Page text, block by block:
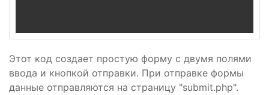
Этот код создает простую форму с двумя полями
ввода и кнопкой отправки. При отправке формы
данные отправляются на страницу "submit.php".